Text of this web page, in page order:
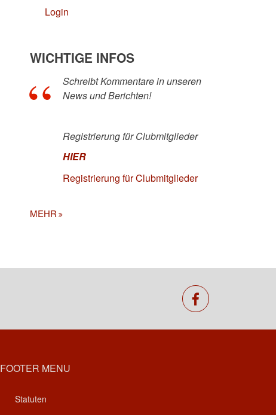
Login
WICHTIGE INFOS
Schreibt Kommentare in unseren
News und Berichten!
Registrierung für Clubmitglieder
HIER
Registrierung für Clubmitglieder
MEHR
facebook
FOOTER MENU
Statuten